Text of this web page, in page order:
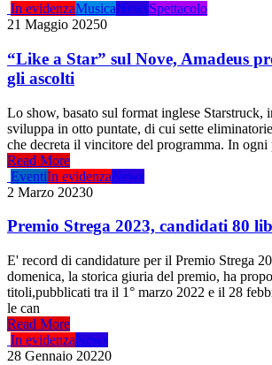
In evidenzaMusicaNewsSpettacolo
21 Maggio 20250
“Like a Star” sul Nove, Amadeus
gli ascolti
Lo show, basato sul format inglese Starstruck,
sviluppa in otto puntate, di cui sette
che decreta il vincitore del programma. In ogni
Read More
EventiIn evidenzaNews
2 Marzo 20230
Premio Strega 2023, candidati 80
E' record di candidature per il Premio Strega
domenica, la storica giuria del premio, ha
titoli,pubblicati tra il 1° marzo 2022 e il 28
le can
Read More
In evidenzaNews
28 Gennaio 20220